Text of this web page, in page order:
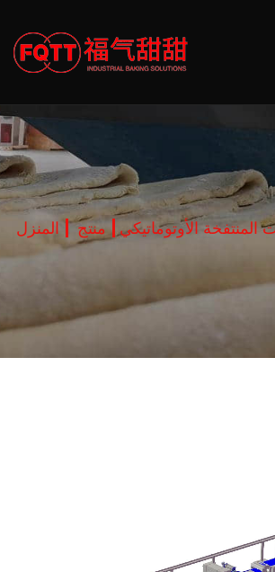
المنزل منتج المنتفخة الأوتوماتيكي